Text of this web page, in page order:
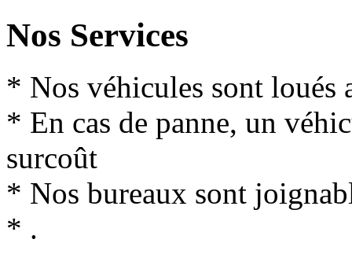
Nos Services
* Nos véhicules sont loués
* En cas de panne, un
surcoût
* Nos bureaux sont
* .